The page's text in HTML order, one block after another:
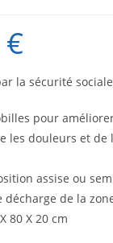
€
la sécurité
pour
les douleurs et de
assise ou
décharge de la
80 X 20 cm